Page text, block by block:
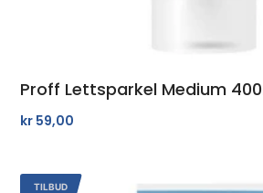
Proff Lettsparkel Medium
kr 59,00
TILBUD